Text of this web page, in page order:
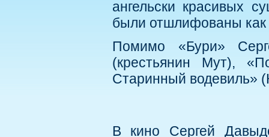
ангельски красивых
были отшлифованы как
Помимо «Бури»
(крестьянин Мут),
Старинный водевиль»
В кино Сергей